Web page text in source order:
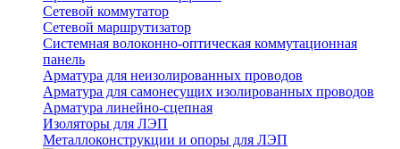
Сетевой коммутатор
Сетевой маршрутизатор
Системная волоконно-оптическая коммутационная
панель
Арматура для неизолированных проводов
Арматура для самонесущих изолированных проводов
Арматура линейно-сцепная
Изоляторы для ЛЭП
Металлоконструкции и опоры для ЛЭП